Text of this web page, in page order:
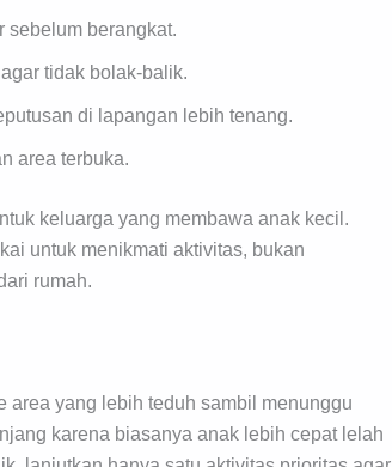
sebelum berangkat.
tidak bolak-balik.
di lapangan lebih tenang.
area terbuka.
keluarga yang membawa anak kecil.
untuk menikmati aktivitas, bukan
rumah.
area yang lebih teduh sambil menunggu
karena biasanya anak lebih cepat lelah